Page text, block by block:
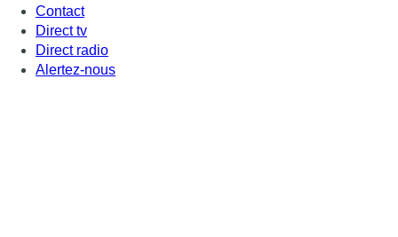
Contact
Direct tv
Direct radio
Alertez-nous